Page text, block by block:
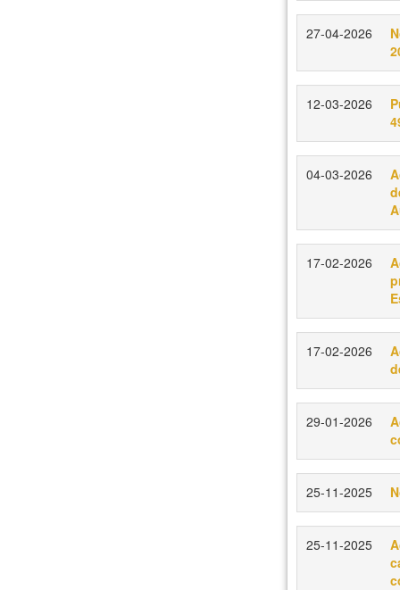
27-04-2026
12-03-2026
04-03-2026
17-02-2026
17-02-2026
29-01-2026
25-11-2025
25-11-2025